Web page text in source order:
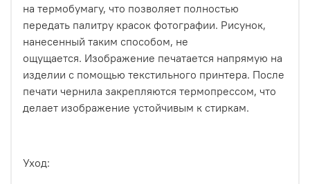
на термобумагу, что позволяет полностью
передать палитру красок фотографии. Рисунок,
нанесенный таким способом, не
ощущается. Изображение печатается напрямую на
изделии с помощью текстильного принтера. После
печати чернила закрепляются термопрессом, что
делает изображение устойчивым к стиркам.
Уход: